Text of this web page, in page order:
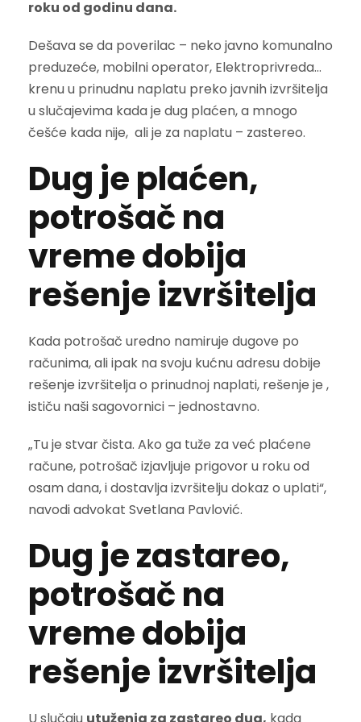
roku od godinu dana.
Dešava se da poverilac – neko javno komunalno
preduzeće, mobilni operator, Elektroprivreda…
krenu u prinudnu naplatu preko javnih izvršitelja
u slučajevima kada je dug plaćen, a mnogo
češće kada nije, ali je za naplatu – zastereo.
Dug je plaćen,
potrošač na
vreme dobija
rešenje izvršitelja
Kada potrošač uredno namiruje dugove po
računima, ali ipak na svoju kućnu adresu dobije
rešenje izvršitelja o prinudnoj naplati, rešenje je ,
ističu naši sagovornici – jednostavno.
„Tu je stvar čista. Ako ga tuže za već plaćene
račune, potrošač izjavljuje prigovor u roku od
osam dana, i dostavlja izvršitelju dokaz o uplati“,
navodi advokat Svetlana Pavlović.
Dug je zastareo,
potrošač na
vreme dobija
rešenje izvršitelja
U slučaju utuženja za zastareo dug, kada